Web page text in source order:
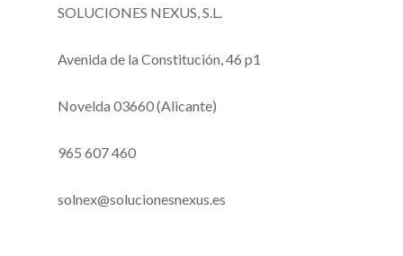
SOLUCIONES NEXUS, S.L.
Avenida de la Constitución, 46 p1
Novelda 03660 (Alicante)
965 607 460
solnex@solucionesnexus.es